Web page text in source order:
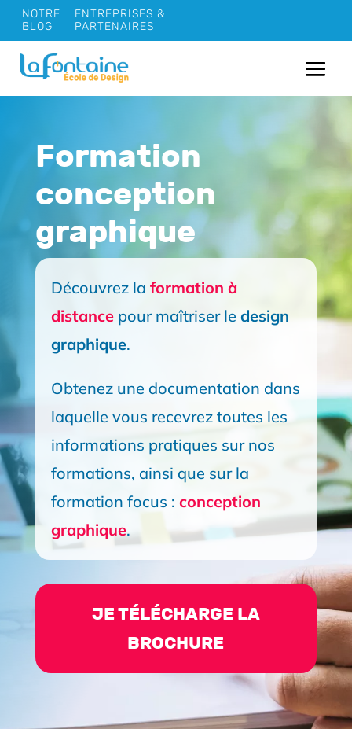
NOTRE
BLOG
ENTREPRISES &
PARTENAIRES
Formation
conception
graphique
Découvrez la formation à
distance pour maîtriser le design
graphique.
Obtenez une documentation dans
laquelle vous recevrez toutes les
informations pratiques sur nos
formations, ainsi que sur la
formation focus : conception
graphique.
JE TÉLÉCHARGE LA
BROCHURE